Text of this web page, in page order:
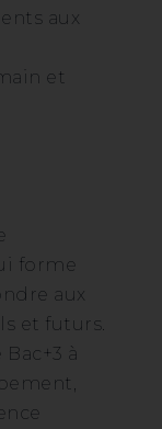
aux
et
forme
aux
et futurs.
à